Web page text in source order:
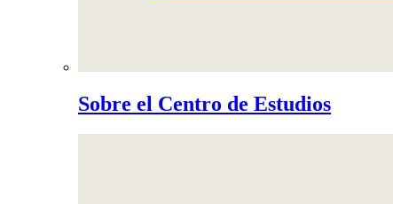
Sobre el Centro de Estudios